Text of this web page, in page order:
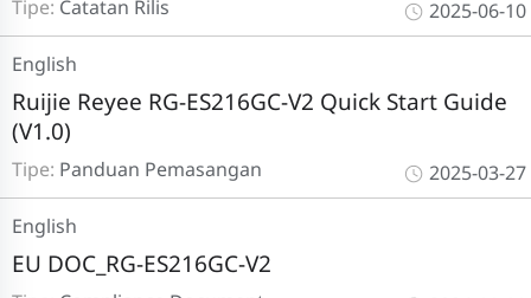
Tipe: Catatan Rilis 2025-06-10
Tipe: Panduan Pemasangan
Ruijie Reyee RG-ES216GC-V2 Quick Start Guide
(V1.0)
English
2025-03-27
EU DOC_RG-ES216GC-V2
English